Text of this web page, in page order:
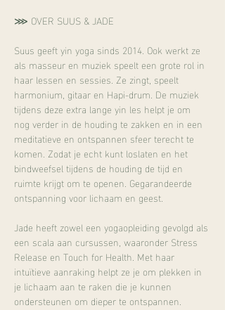
⋙ OVER SUUS & JADE
Suus geeft yin yoga sinds 2014. Ook werkt ze
als masseur en muziek speelt een grote rol in
haar lessen en sessies. Ze zingt, speelt
harmonium, gitaar en Hapi-drum. De muziek
tijdens deze extra lange yin les helpt je om
nog verder in de houding te zakken en in een
meditatieve en ontspannen sfeer terecht te
komen. Zodat je echt kunt loslaten en het
bindweefsel tijdens de houding de tijd en
ruimte krijgt om te openen. Gegarandeerde
ontspanning voor lichaam en geest.
Jade heeft zowel een yogaopleiding gevolgd als
een scala aan cursussen, waaronder Stress
Release en Touch for Health. Met haar
intuïtieve aanraking helpt ze je om plekken in
je lichaam aan te raken die je kunnen
ondersteunen om dieper te ontspannen.